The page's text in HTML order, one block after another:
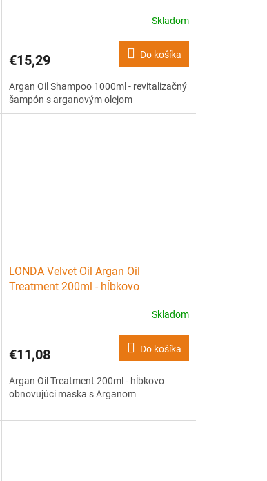
Skladom
€15,29 Do košíka
Argan Oil Shampoo 1000ml - revitalizačný
šampón s arganovým olejom
LONDA Velvet Oil Argan Oil
Treatment 200ml - hĺbkovo
Skladom
€11,08 Do košíka
Argan Oil Treatment 200ml - hĺbkovo
obnovujúci maska s Arganom